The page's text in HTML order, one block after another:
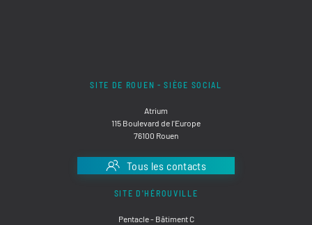
SITE DE ROUEN - SIÈGE SOCIAL
Atrium
115 Boulevard de l'Europe
76100 Rouen
Tous les contacts
SITE D'HÉROUVILLE
Pentacle - Bâtiment C